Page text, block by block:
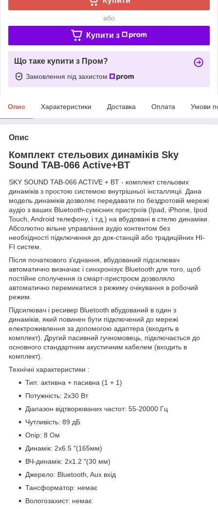
або
Купити з
Що таке купити з Пром?
Замовлення під захистом
Опис Характеристики Доставка Оплата Умови
Опис
Комплект стельових динаміків Sky
Sound TAB-066 Active+BT
SKY SOUND TAB-066 ACTIVE + BT - комплект стельових
динаміків з простою системою внутрішньої інсталляціі. Дана
модель динаміків дозволяє передавати по бездротовій мережі
аудіо з ваших Bluetooth-сумісних пристроїв (Ipad, iPhone, Ipod
Touch, Android телефону, і т.д.) на вбудовані в стелю динаміки.
Абсолютно вільне управління аудіо контентом без
необхідності підключення до док-станцій або традиційних HI-
FI систем.
Після початкового з'єднання, вбудований підсилювач
автоматично визначає і синхронізує Bluetooth для того, щоб
постійне сполучення із смарт-пристроєм дозволяло
автоматично перемикатися з режиму очікування в робочий
режим.
Підсилювач і ресивер Bluetooth вбудований в один з
динаміків, який повинен бути підключений до мережі
електроживлення за допомогою адаптера (входить в
комплект). Другий пасивний гучномовець, підключається до
основного стандартним акустичним кабелем (входить в
комплект).
Технічні характеристики :
Тип: активна + пасивна (1 + 1)
Потужність: 2x30 Вт
Діапазон відтворюваних частот: 55-20000 Гц
Чутливість: 89 дБ
Опір: 8 Ом
Динамік: 2x6.5 "(165мм)
ВЧ-динамік: 2x1.2 "(30 мм)
Джерело: Bluetooth, Aux вхід
Тансформатор: немає
Вологозахист: немає